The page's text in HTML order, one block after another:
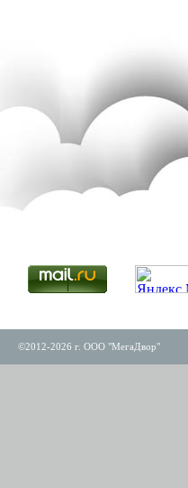
©2012-2026 г. ООО "МегаДвор"